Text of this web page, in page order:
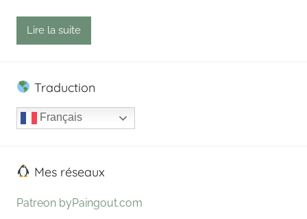
Lire la suite
Traduction
Français
Mes réseaux
Patreon byPaingout.com